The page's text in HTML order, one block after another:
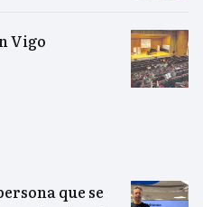
Vigo
que se